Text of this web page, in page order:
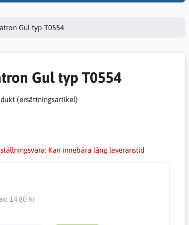
Gul typ T0554
Gul typ T0554
(ersättningsartikel)
Kan innebära lång leveranstid
14.80 kr